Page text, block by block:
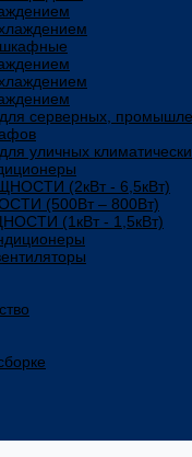
серверных,
уличных
(2кВт - 6,5кВт)
(500Вт – 800Вт)
(1кВт - 1,5кВт)